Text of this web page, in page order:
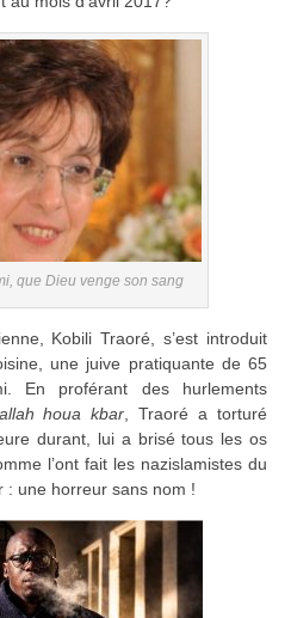
que Dieu venge son sang
Kobili Traoré, s’est introduit
une juive pratiquante de 65
En proférant des hurlements
allah houa kbar , Traoré a torturé
durant, lui a brisé tous les os
l’ont fait les nazislamistes du
: une horreur sans nom !